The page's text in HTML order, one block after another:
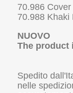
70.986
70.988 Khaki
NUOVO
The product
Spedito
nelle